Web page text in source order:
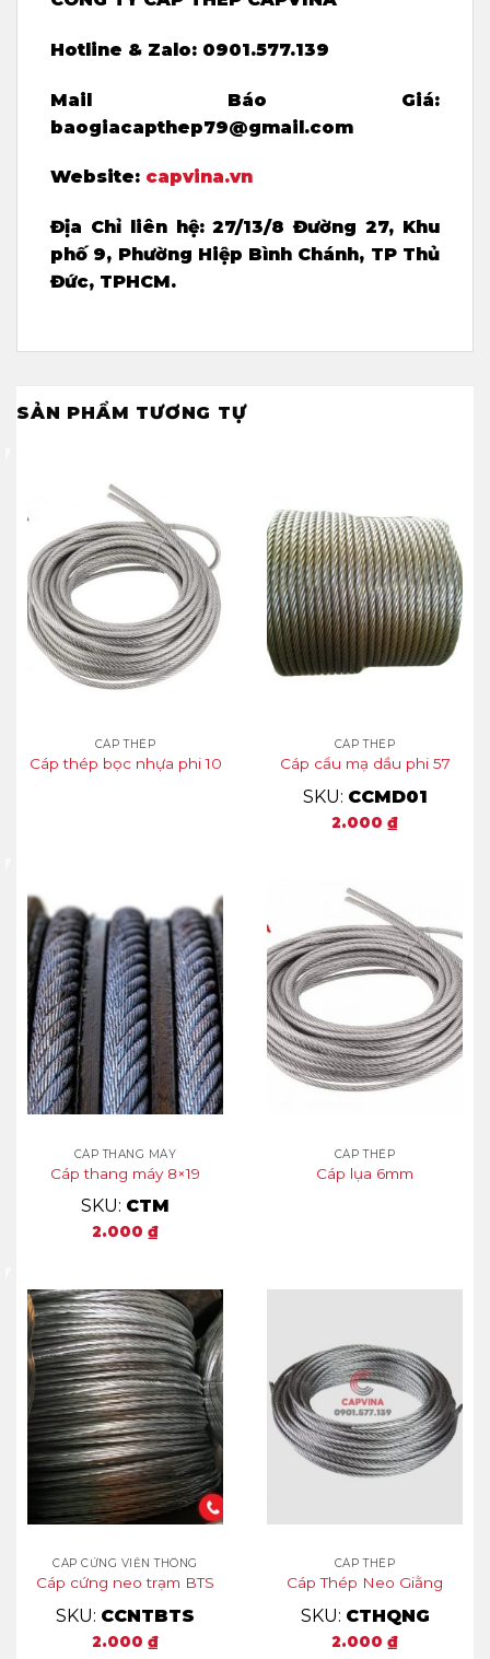
Hotline & Zalo: 0901.577.139
Mail Báo Giá:
baogiacapthep79@gmail.com
Website: capvina.vn
Địa Chỉ liên hệ:27/13/8 Đường 27, Khu
phố 9, Phường Hiệp Bình Chánh, TP Thủ
Đức, TPHCM.
SẢN PHẨM TƯƠNG TỰ
CÁP THÉP
Cáp thép bọc nhựa phi 10
CÁP THÉP
Cáp cẩu mạ dầu phi 57
SKU: CCMD01
2.000 ₫
CÁP THANG MÁY
Cáp thang máy 8×19
SKU: CTM
2.000 ₫
CÁP THÉP
Cáp lụa 6mm
CÁP CỨNG VIỄN THÔNG
Cáp cứng neo trạm BTS
SKU: CCNTBTS
2.000 ₫
CÁP THÉP
Cáp Thép Neo Giằng
SKU: CTHQNG
2.000 ₫